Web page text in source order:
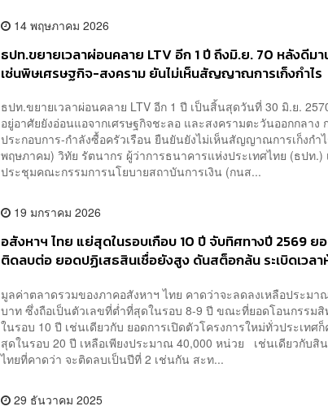
14 พฤษภาคม 2026
ธปท.ขยายเวลาผ่อนคลาย LTV อีก 1 ปี ถึงมิ.ย. 70 หลังดีม
เซ่นพิษเศรษฐกิจ-สงคราม ยันไม่เห็นสัญญาณการเก็งกำไร
ธปท.ขยายเวลาผ่อนคลาย LTV อีก 1 ปี เป็นสิ้นสุดวันที่ 30 มิ.ย.
อยู่อาศัยยังอ่อนแอจากเศรษฐกิจชะลอ และสงครามตะวันออกกลาง
ประกอบการ-กำลังซื้อครัวเรือน ยืนยันยังไม่เห็นสัญญาณการเก็งก
พฤษภาคม) วิทัย รัตนากร ผู้ว่าการธนาคารแห่งประเทศไทย (ธปท.)
ประชุมคณะกรรมการนโยบายสถาบันการเงิน (กนส...
19 มกราคม 2026
อสังหาฯ ไทย แย่สุดในรอบเกือบ 10 ปี จับทิศทางปี 2569 ย
ติดลบต่อ ยอดปฏิเสธสินเชื่อยังสูง ดันสต็อกล้น ระเบิดเวลา
มูลค่าตลาดรวมของภาคอสังหาฯ ไทย คาดว่าจะลดลงเหลือประมา
บาท ซึ่งถือเป็นตัวเลขที่ต่ำที่สุดในรอบ 8-9 ปี ขณะที่ยอดโอนกรรม
ในรอบ 10 ปี เช่นเดียวกับ ยอดการเปิดตัวโครงการใหม่ทั่วประเทศ
สุดในรอบ 20 ปี เหลือเพียงประมาณ 40,000 หน่วย เช่นเดียวกับสิ
ไทยที่คาดว่า จะติดลบเป็นปีที่ 2 เช่นกัน สะท...
29 ธันวาคม 2025